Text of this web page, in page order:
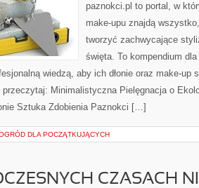
paznokci.pl to portal, w
make-upu znajdą
tworzyć zachwycające
święta. To kompendium
wiedzą, aby ich dłonie oraz make-up
Minimalistyczna Pielęgnacja o
Sztuka Zdobienia Paznokci […]
DLA POCZĄTKUJĄCYCH
CZASACH